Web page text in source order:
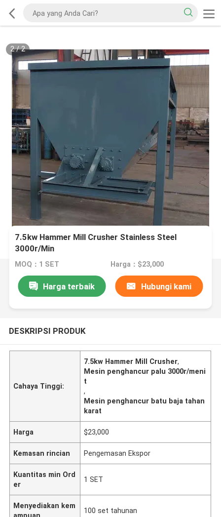
2/2
7.5kw Hammer Mill Crusher Stainless Steel
3000r/Min
MOQ：1 SET Harga：$23,000
Harga terbaik Hubungi kami
DESKRIPSI PRODUK
Cahaya Tinggi:
7.5kw Hammer Mill Crusher,
Mesin penghancur palu 3000r/meni
t
,
Mesin penghancur batu baja tahan
karat
Harga $23,000
Kemasan rincian Pengemasan Ekspor
Kuantitas min Ord
er
1 SET
Menyediakan kem
ampuan
100 set tahunan